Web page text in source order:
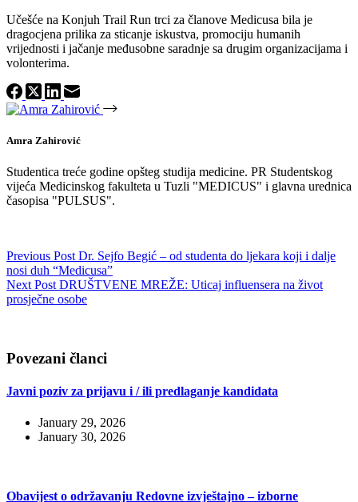
Učešće na Konjuh Trail Run trci za članove Medicusa bila je
dragocjena prilika za sticanje iskustva, promociju humanih
vrijednosti i jačanje međusobne saradnje sa drugim organizacijama i
volonterima.
Amra Zahirović
Studentica treće godine opšteg studija medicine. PR Studentskog
vijeća Medicinskog fakulteta u Tuzli "MEDICUS" i glavna urednica
časopisa "PULSUS".
Previous Post Dr. Sejfo Begić – od studenta do ljekara koji i dalje
nosi duh “Medicusa”
Next Post DRUŠTVENE MREŽE: Uticaj influensera na život
prosječne osobe
Povezani članci
Javni poziv za prijavu i / ili predlaganje kandidata
January 29, 2026
January 30, 2026
Obavijest o održavanju Redovne izvještajno – izborne